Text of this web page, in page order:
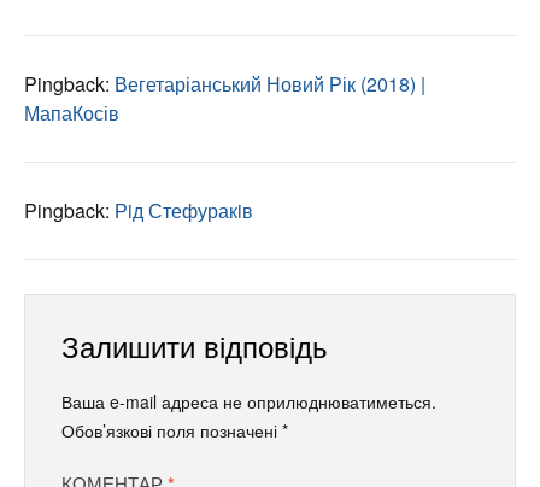
Pingback: Вегетаріанський Новий Рік (2018) |
МапаКосів
Pingback: Рiд Стефуракiв
Залишити відповідь
Ваша e-mail адреса не оприлюднюватиметься.
Обов’язкові поля позначені *